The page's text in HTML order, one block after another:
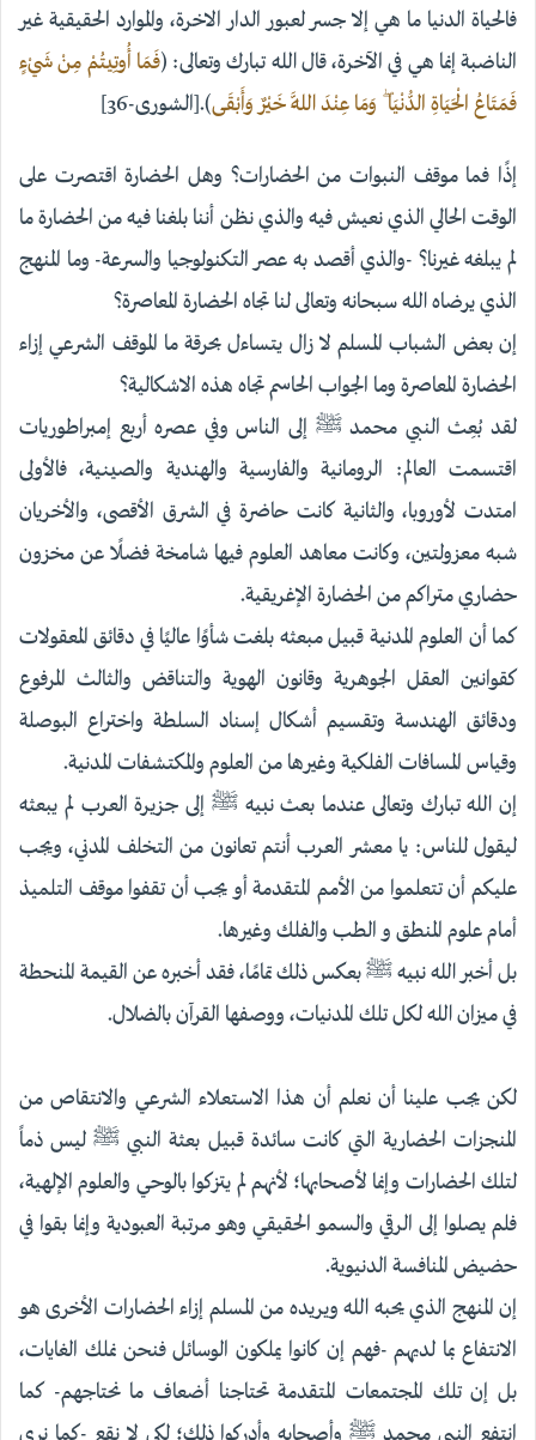
فالحياة الدنيا ما هي إلا جسر لعبور الدار الاخرة، والموارد الحقيقية غير
الناضبة إنما هي في الآخرة، قال الله تبارك وتعالى: (فَمَا أُوتِيتُمْ مِنْ شَيْءٍ
فَمَتَاعُ الْحَيَاةِ الدُّنْيَا ۖ وَمَا عِنْدَ اللَّهِ خَيْرٌ وَأَبْقَى).[الشورى-36]
إذًا فما موقف النبوات من الحضارات؟ وهل الحضارة اقتصرت على
الوقت الحالي الذي نعيش فيه والذي نظن أننا بلغنا فيه من الحضارة ما
لم يبلغه غيرنا؟ -والذي أقصد به عصر التكنولوجيا والسرعة- وما المنهج
الذي يرضاه الله سبحانه وتعالى لنا تجاه الحضارة المعاصرة؟
إن بعض الشباب المسلم لا زال يتساءل بحرقة ما الموقف الشرعي إزاء
الحضارة المعاصرة وما الجواب الحاسم تجاه هذه الاشكالية؟
لقد بُعِث النبي محمد ﷺ إلى الناس وفي عصره أربع إمبراطوريات
اقتسمت العالم: الرومانية والفارسية والهندية والصينية، فالأولى
امتدت لأوروبا، والثانية كانت حاضرة في الشرق الأقصى، والأخريان
شبه معزولتين، وكانت معاهد العلوم فيها شامخة فضلًا عن مخزون
حضاري متراكم من الحضارة الإغريقية.
كما أن العلوم المدنية قبيل مبعثه بلغت شأوًا عاليًا في دقائق المعقولات
كقوانين العقل الجوهرية وقانون الهوية والتناقض والثالث المرفوع
ودقائق الهندسة وتقسيم أشكال إسناد السلطة واختراع البوصلة
وقياس المسافات الفلكية وغيرها من العلوم والمكتشفات المدنية.
إن الله تبارك وتعالى عندما بعث نبيه ﷺ إلى جزيرة العرب لم يبعثه
ليقول للناس: يا معشر العرب أنتم تعانون من التخلف المدني، ويجب
عليكم أن تتعلموا من الأمم المتقدمة أو يجب أن تقفوا موقف التلميذ
أمام علوم المنطق و الطب والفلك وغيرها.
بل أخبر الله نبيه ﷺ بعكس ذلك تمامًا، فقد أخبره عن القيمة المنحطة
في ميزان الله لكل تلك المدنيات، ووصفها القرآن بالضلال.
لكن يجب علينا أن نعلم أن هذا الاستعلاء الشرعي والانتقاص من
المنجزات الحضارية التي كانت سائدة قبيل بعثة النبي ﷺ ليس ذماً
لتلك الحضارات وإنما لأصحابها؛ لأنهم لم يتزكوا بالوحي والعلوم الإلهية،
فلم يصلوا إلى الرقي والسمو الحقيقي وهو مرتبة العبودية وإنما بقوا في
حضيض المنافسة الدنيوية.
إن المنهج الذي يحبه الله ويريده من المسلم إزاء الحضارات الأخرى هو
الانتفاع بما لديهم -فهم إن كانوا يملكون الوسائل فنحن نملك الغايات،
بل إن تلك المجتمعات المتقدمة تحتاجنا أضعاف ما نحتاجهم- كما